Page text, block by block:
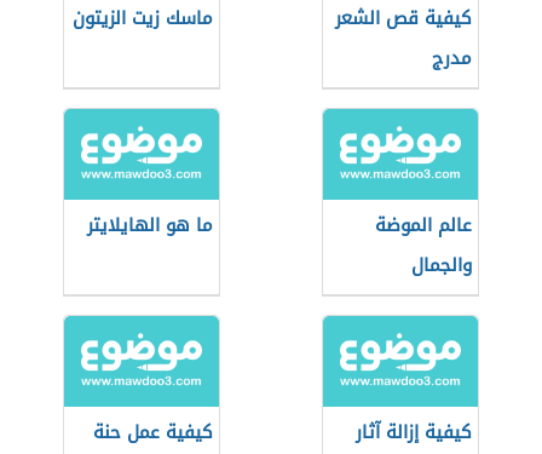
كيفية قص الشعر
مدرج
ماسك زيت الزيتون
عالم الموضة
والجمال
ما هو الهايلايتر
كيفية إزالة آثار
كيفية عمل حنة